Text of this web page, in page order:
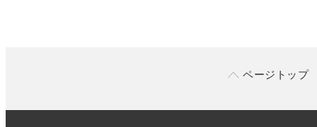
ページトップ